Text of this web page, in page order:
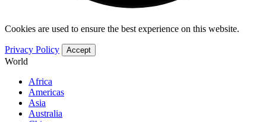
Cookies are used to ensure the best experience on this website.
Privacy Policy Accept
World
Africa
Americas
Asia
Australia